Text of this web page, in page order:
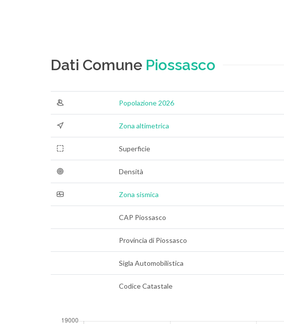
Dati Comune Piossasco
Popolazione 2026
Zona altimetrica
Superficie
Densità
Zona sismica
CAP Piossasco
Provincia di Piossasco
Sigla Automobilistica
Codice Catastale